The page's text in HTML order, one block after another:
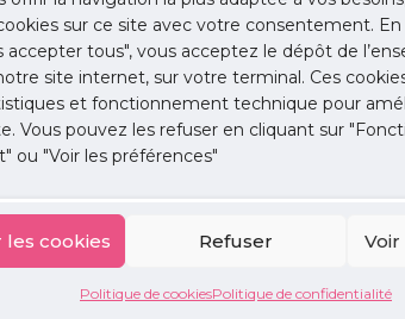
sur ce site avec votre consentement. En
accepter tous", vous acceptez le dépôt de
site internet, sur votre terminal. Ces
et fonctionnement technique pour
Vous pouvez les refuser en cliquant sur
ou "Voir les préférences"
cookies Refuser
Politique de cookiesPolitique de confidentialité